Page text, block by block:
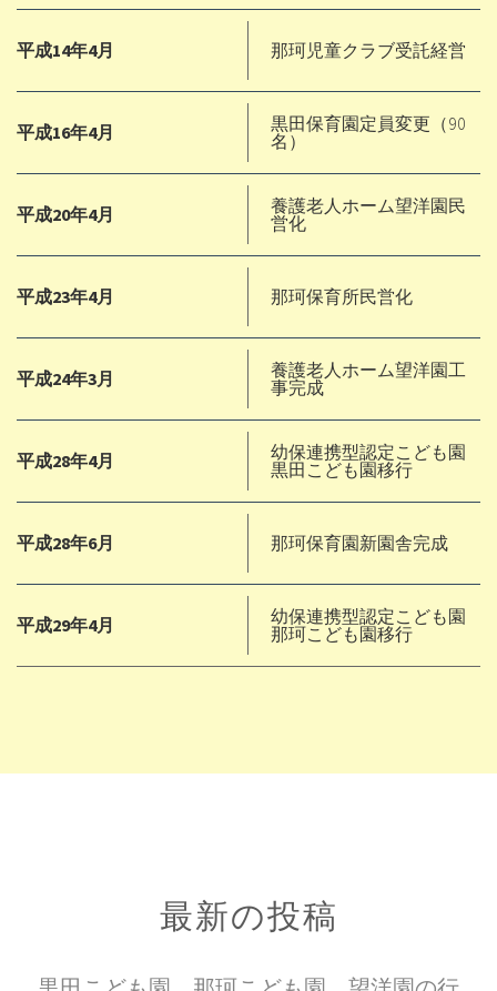
平成14年4月 那珂児童クラブ受託経営
平成16年4月
黒田保育園定員変更（90
名）
平成20年4月
養護老人ホーム望洋園民
営化
平成23年4月 那珂保育所民営化
平成24年3月
養護老人ホーム望洋園工
事完成
平成28年4月
幼保連携型認定こども園
黒田こども園移行
平成28年6月 那珂保育園新園舎完成
平成29年4月
幼保連携型認定こども園
那珂こども園移行
最新の投稿